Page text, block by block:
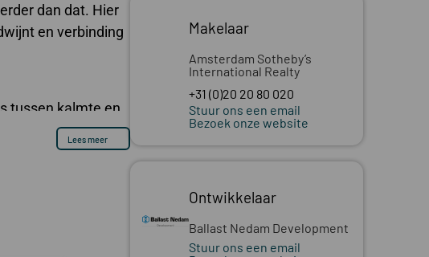
dan dat. Hier
en verbinding
tussen kalmte en…
Lees meer
Makelaar
Amsterdam Sotheby’s
International Realty
+31 (0)20 20 80 020
Stuur ons een email
Bezoek onze website
Ontwikkelaar
Ballast Nedam Development
Stuur ons een email